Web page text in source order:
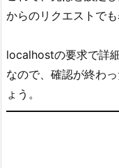
からのリクエストで
localhostの要求で詳
なので、確認が終わ
ょう。